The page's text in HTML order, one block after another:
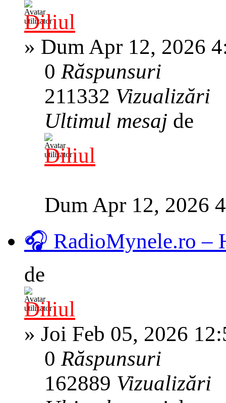
Diliul
» Dum Apr 12, 2026
0Răspunsuri
211332 Vizualizări
Ultimul mesaj de
Diliul
Dum Apr 12, 2026
🎧 RadioMynele.ro –
de
Diliul
» Joi Feb 05, 2026
0Răspunsuri
162889 Vizualizări